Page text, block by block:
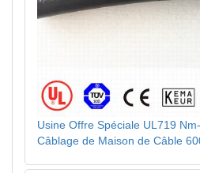
Usine Offre Spéciale UL719
Câblage de Maison de Câble